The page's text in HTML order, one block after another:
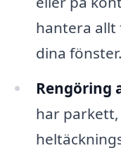
hantera allt
dina fönster.
Rengöring
har